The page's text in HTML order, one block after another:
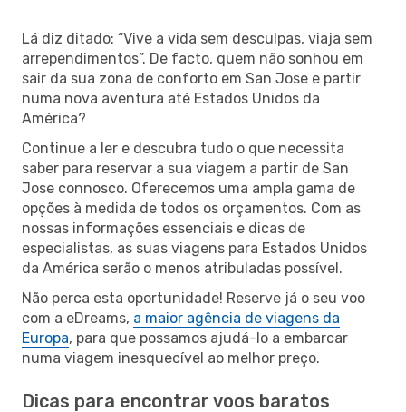
Lá diz ditado: “Vive a vida sem desculpas, viaja sem
arrependimentos”. De facto, quem não sonhou em
sair da sua zona de conforto em San Jose e partir
numa nova aventura até Estados Unidos da
América?
Continue a ler e descubra tudo o que necessita
saber para reservar a sua viagem a partir de San
Jose connosco. Oferecemos uma ampla gama de
opções à medida de todos os orçamentos. Com as
nossas informações essenciais e dicas de
especialistas, as suas viagens para Estados Unidos
da América serão o menos atribuladas possível.
Não perca esta oportunidade! Reserve já o seu voo
com a eDreams, a maior agência de viagens da
Europa, para que possamos ajudá-lo a embarcar
numa viagem inesquecível ao melhor preço.
Dicas para encontrar voos baratos